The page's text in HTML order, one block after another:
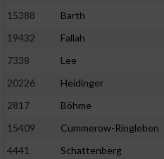
15388
Barth
19432
Fallah
7338
Lee
20226
Heidinger
2817
Böhme
15409
Cummerow-Ringleben
4441
Schattenberg